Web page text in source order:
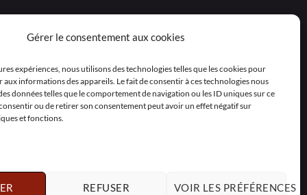
Gérer le consentement aux cookies
expériences, nous utilisons des technologies telles que les cookies pour
aux informations des appareils. Le fait de consentir à ces technologies nous
données telles que le comportement de navigation ou les ID uniques sur ce
consentir ou de retirer son consentement peut avoir un effet négatif sur
et fonctions.
REFUSER VOIR LES PRÉFÉRENCES